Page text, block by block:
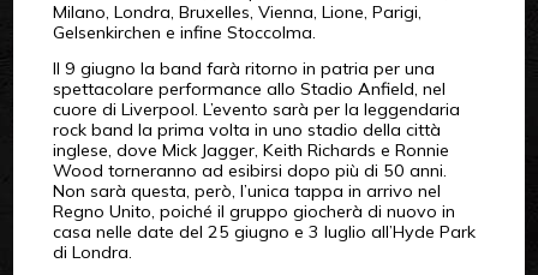
Milano, Londra, Bruxelles, Vienna, Lione, Parigi,
Gelsenkirchen e infine Stoccolma.
Il 9 giugno la band farà ritorno in patria per una
spettacolare performance allo Stadio Anfield, nel
cuore di Liverpool. L’evento sarà per la leggendaria
rock band la prima volta in uno stadio della città
inglese, dove Mick Jagger, Keith Richards e Ronnie
Wood torneranno ad esibirsi dopo più di 50 anni.
Non sarà questa, però, l’unica tappa in arrivo nel
Regno Unito, poiché il gruppo giocherà di nuovo in
casa nelle date del 25 giugno e 3 luglio all’Hyde Park
di Londra.